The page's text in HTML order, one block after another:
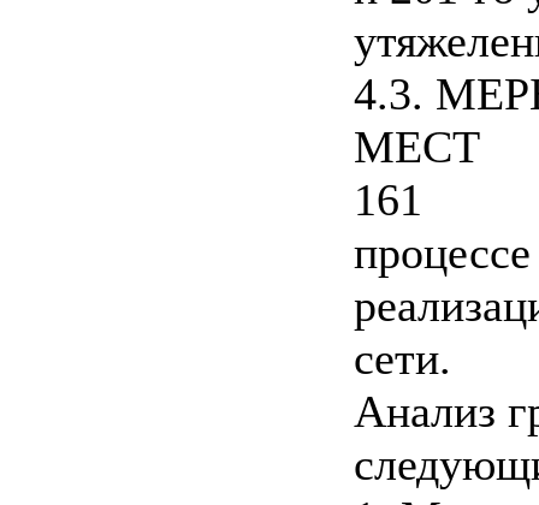
4.3.
МЕСТ
161
сети.
Анализ